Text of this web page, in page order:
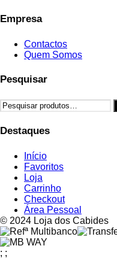
Empresa
Contactos
Quem Somos
Pesquisar
Pesquisar
por:
Destaques
Início
Favoritos
Loja
Carrinho
Checkout
Área Pessoal
© 2024 Loja dos Cabides
; ;